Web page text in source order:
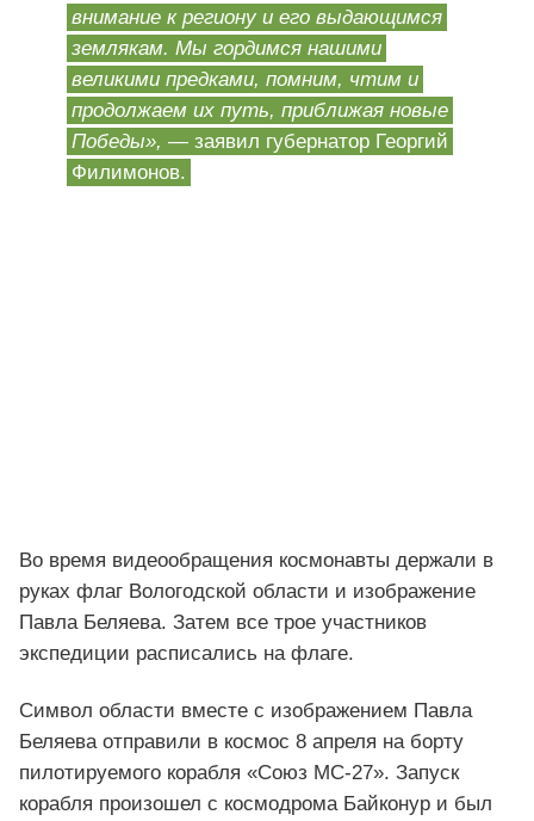
внимание к региону и его выдающимся
землякам. Мы гордимся нашими
великими предками, помним, чтим и
продолжаем их путь, приближая новые
Победы», — заявил губернатор Георгий
Филимонов.
Во время видеообращения космонавты держали в
руках флаг Вологодской области и изображение
Павла Беляева. Затем все трое участников
экспедиции расписались на флаге.
Символ области вместе с изображением Павла
Беляева отправили в космос 8 апреля на борту
пилотируемого корабля «Союз МС-27». Запуск
корабля произошел с космодрома Байконур и был